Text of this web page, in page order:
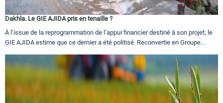
Dakhla. Le GIE AJIDA pris en tenaille ?
À l’issue de la reprogrammation de l’appui financier destiné à son projet, le
GIE AJIDA estime que ce dernier a été politisé. Reconvertie en Groupe...